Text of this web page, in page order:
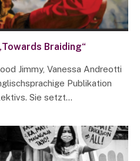
Braiding“
Jimmy, Vanessa Andreotti
Publikation
Sie setzt…